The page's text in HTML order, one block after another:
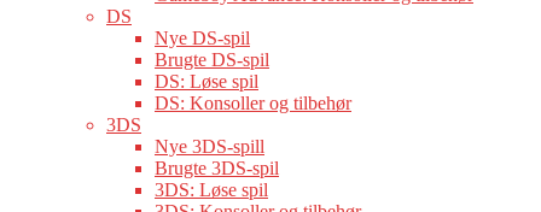
DS
Nye DS-spil
Brugte DS-spil
DS: Løse spil
DS: Konsoller og tilbehør
3DS
Nye 3DS-spill
Brugte 3DS-spil
3DS: Løse spil